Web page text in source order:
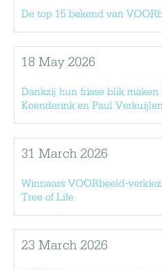
De top 15 bekend van
18 May 2026
Dankzij hun frisse blik
Koenderink en Paul
31 March 2026
Winnaars VOORbeeld-
Tree of Life
23 March 2026